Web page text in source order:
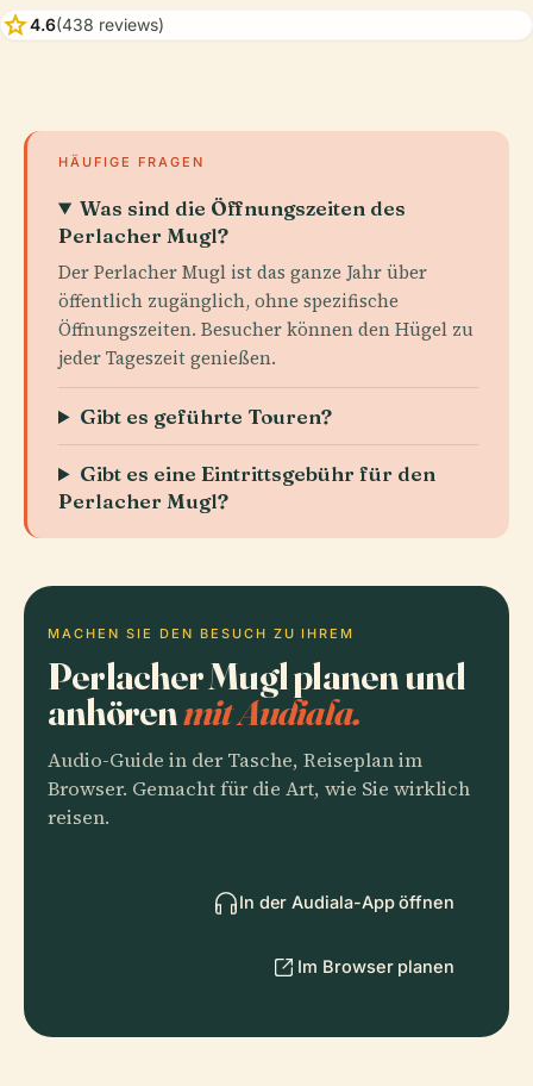
star4.6(438 reviews)
HÄUFIGE FRAGEN
Was sind die Öffnungszeiten des
Perlacher Mugl?
Der Perlacher Mugl ist das ganze Jahr über
öffentlich zugänglich, ohne spezifische
Öffnungszeiten. Besucher können den Hügel zu
jeder Tageszeit genießen.
Gibt es geführte Touren?
Gibt es eine Eintrittsgebühr für den
Perlacher Mugl?
MACHEN SIE DEN BESUCH ZU IHREM
Perlacher Mugl planen und
anhörenmit Audiala.
Audio-Guide in der Tasche, Reiseplan im
Browser. Gemacht für die Art, wie Sie wirklich
reisen.
In der Audiala-App öffnen
Im Browser planen